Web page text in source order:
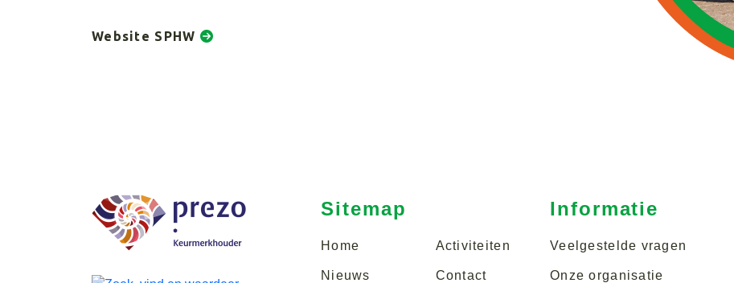
Website SPHW
Sitemap
Home Activiteiten
Nieuws Contact
Informatie
Veelgestelde vragen
Onze organisatie